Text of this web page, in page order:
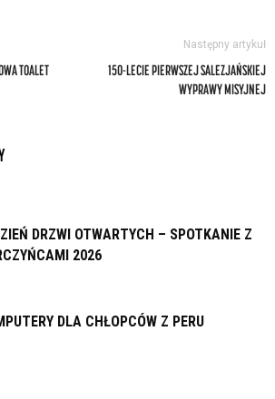
TOALET
Następny artykuł
150-LECIE PIERWSZEJ SALEZJAŃSKIEJ
WYPRAWY MISYJNEJ
DRZWI OTWARTYCH – SPOTKANIE Z
2026
DLA CHŁOPCÓW Z PERU